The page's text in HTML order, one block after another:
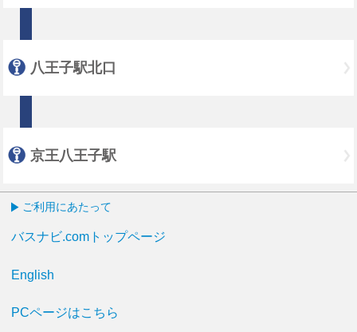
八王子駅北口
京王八王子駅
ご利用にあたって
バスナビ.comトップページ
English
PCページはこちら